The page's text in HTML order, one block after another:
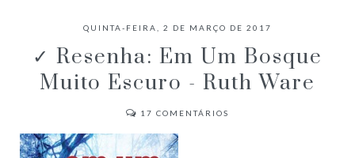
QUINTA-FEIRA, 2 DE MARÇO DE 2017
✓ Resenha: Em Um Bosque
Muito Escuro - Ruth Ware
17 COMENTÁRIOS